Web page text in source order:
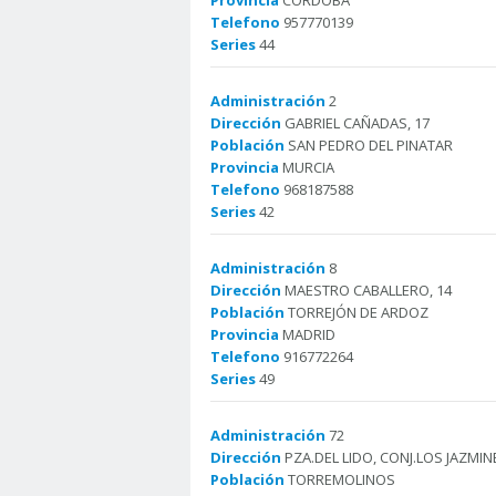
Telefono 957770139
Series44
Administración 2
Dirección GABRIEL CAÑADAS, 17
Población SAN PEDRO DEL PINATAR
Provincia MURCIA
Telefono 968187588
Series42
Administración 8
Dirección MAESTRO CABALLERO, 14
Población TORREJÓN DE ARDOZ
Provincia MADRID
Telefono 916772264
Series49
Administración 72
Dirección PZA.DEL LIDO, CONJ.LOS
Población TORREMOLINOS